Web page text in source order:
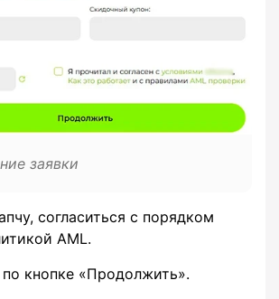
заявки
согласиться с порядком
AML.
по кнопке «Продолжить».